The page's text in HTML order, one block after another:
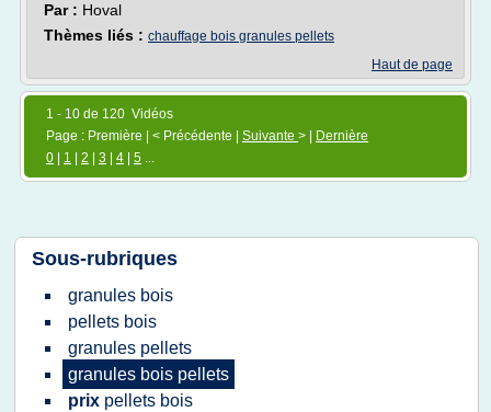
Par : Hoval
Thèmes liés : chauffage bois granules pellets
Haut de page
1 - 10 de 120 Vidéos
Page : Première | < Précédente | Suivante > |
Dernière
0
1 2 3 4 5 ...
Sous-rubriques
granules bois
pellets bois
granules pellets
granules bois pellets
prix pellets bois